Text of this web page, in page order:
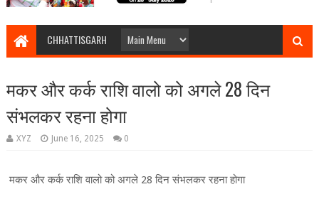
CHHATTISGARH
मकर और कर्क राशि वालो को अगले 28 दिन
संभलकर रहना होगा
XYZ June 16, 2025 0
मकर और कर्क राशि वालो को अगले 28 दिन संभलकर रहना होगा